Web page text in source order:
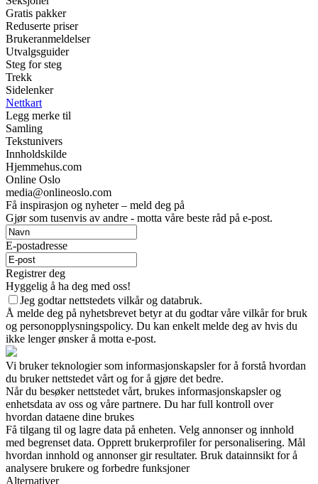
Gratis pakker
Reduserte priser
Brukeranmeldelser
Utvalgsguider
Steg for steg
Trekk
Sidelenker
Nettkart
Legg merke til
Samling
Tekstunivers
Innholdskilde
Hjemmehus.com
Online Oslo
media@onlineoslo.com
Få inspirasjon og nyheter – meld deg på
Gjør som tusenvis av andre - motta våre beste råd på e-post.
E-postadresse
Registrer deg
Hyggelig å ha deg med oss!
Jeg godtar nettstedets vilkår og databruk.
Å melde deg på nyhetsbrevet betyr at du godtar våre vilkår for bruk
og personopplysningspolicy. Du kan enkelt melde deg av hvis du
ikke lenger ønsker å motta e-post.
Vi bruker teknologier som informasjonskapsler for å forstå hvordan
du bruker nettstedet vårt og for å gjøre det bedre.
Når du besøker nettstedet vårt, brukes informasjonskapsler og
enhetsdata av oss og våre partnere. Du har full kontroll over
hvordan dataene dine brukes
Få tilgang til og lagre data på enheten. Velg annonser og innhold
med begrenset data. Opprett brukerprofiler for personalisering. Mål
hvordan innhold og annonser gir resultater. Bruk datainnsikt for å
analysere brukere og forbedre funksjoner
Alternativer